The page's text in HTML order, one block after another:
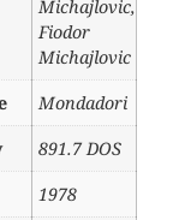
Michajlovic,
Fiodor
Michajlovic
Mondadori
891.7 DOS
1978